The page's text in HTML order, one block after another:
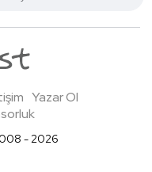
Yazar Ol
- 2026